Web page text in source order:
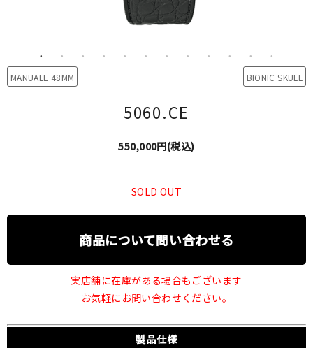
MANUALE 48MM BIONIC SKULL
5060.CE
550,000円(税込)
SOLD OUT
商品について問い合わせる
実店舗に在庫がある場合もございます
お気軽にお問い合わせください。
製品仕様